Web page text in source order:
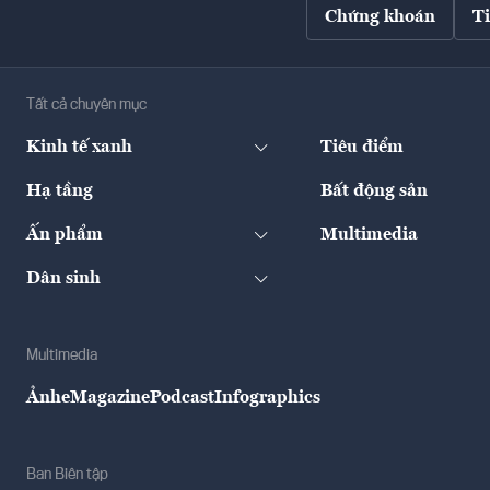
Chứng khoán
Tất cả chuyên mục
Kinh tế xanh Tiêu điểm
Hạ tầng Bất động sản
Ấn phẩm Multimedia
Dân sinh
Multimedia
ẢnheMagazinePodcastInfographics
Ban Biên tập